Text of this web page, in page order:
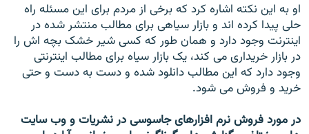
او به اين نکته اشاره کرد که برخی از مردم برای اين مسئله راه
حلی پيدا کرده اند و بازار سياهی برای مطالب منتشر شده در
اينترنت وجود دارد و همان طور که کسی شير خشک بچه اش را
در بازار خريداری می کند، يک بازار سياه برای مطالب اينترنتی
وجود دارد که اين مطالب دانلود شده و دست به دست و حتی
خريد و فروش می شود.
در مورد فروش نرم افزارهای جاسوسی در نشريات و وب سايت